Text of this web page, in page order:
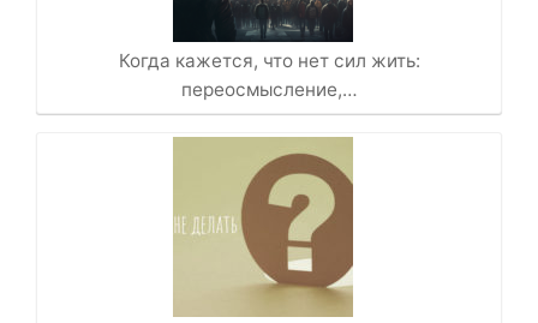
Когда кажется, что нет сил жить:
переосмысление,…